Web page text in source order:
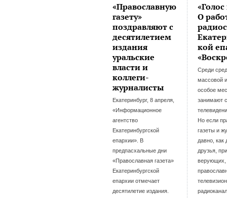
«Православную
газету»
поздравляют с
десятилетием
издания
уральские
власти и
коллеги-
журналисты
Екатеринбург, 8 апреля,
«Информационное
агентство
Екатеринбургской
епархии». В
предпасхальные дни
«Православная газета»
Екатеринбургской
епархии отмечает
десятилетие издания.
О
кой
Среди
массовой
особое
занимают
Но если
газеты и
давно, как
друзья,
верующих,